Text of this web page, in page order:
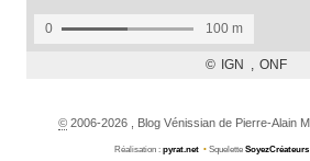
©2006-2026 , Blog Vénissian de Pierre-Alain
Réalisation : pyrat.net • Squelette SoyezCréateurs